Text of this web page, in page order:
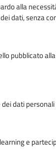
alla
dati, senza
pubblicato
dati
e